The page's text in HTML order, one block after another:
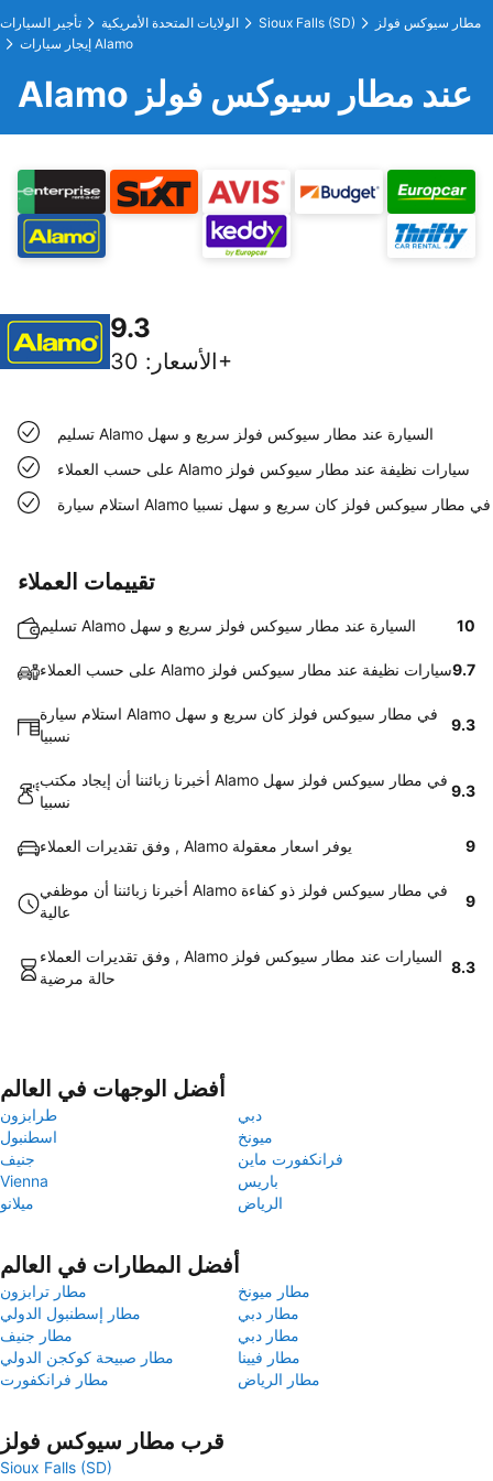
تأجير السيارات الولايات المتحدة الأمريكية Sioux Falls (SD)
مطار سيوكس فولز
إيجار سيارات Alamo
Alamo عند مطار سيوكس فولز
9.3
الأسعار : 30+
تسليم Alamo السيارة عند مطار سيوكس فولز سريع و سهل
على حسب العملاء Alamo سيارات نظيفة عند مطار سيوكس فولز
استلام سيارة Alamo في مطار سيوكس فولز كان سريع و سهل نسبيا
تقييمات العملاء
تسليم Alamo السيارة عند مطار سيوكس فولز سريع و سهل 10
على حسب العملاء Alamo سيارات نظيفة عند مطار سيوكس فولز9.7
استلام سيارة Alamo في مطار سيوكس فولز كان سريع و سهل
نسبيا
9.3
أخبرنا زبائننا أن إيجاد مكتب Alamo في مطار سيوكس فولز سهل
نسبيا
9.3
وفق تقديرات العملاء , Alamo يوفر اسعار معقولة 9
أخبرنا زبائننا أن موظفي Alamo في مطار سيوكس فولز ذو كفاءة
عالية
9
وفق تقديرات العملاء , Alamo السيارات عند مطار سيوكس فولز
حالة مرضية
8.3
أفضل الوجهات في العالم
طرابزون
دبي
اسطنبول
ميونخ
جنيف
فرانكفورت ماين
Vienna
باريس
ميلانو
الرياض
أفضل المطارات في العالم
مطار ترابزون
مطار ميونخ
مطار إسطنبول الدولي
مطار دبي
مطار جنيف
مطار دبي
مطار صبيحة كوكجن الدولي
مطار فيينا
مطار فرانكفورت
مطار الرياض
قرب مطار سيوكس فولز
Sioux Falls (SD)